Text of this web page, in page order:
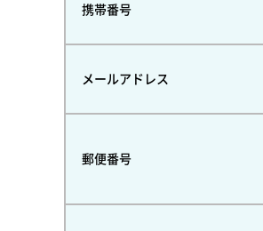
携帯番号
メールアドレス
郵便番号